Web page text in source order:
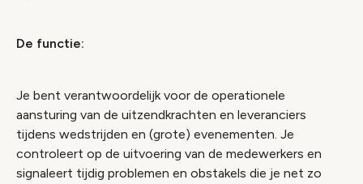
De functie:
Je bent verantwoordelijk voor de operationele
aansturing van de uitzendkrachten en leveranciers
tijdens wedstrijden en (grote) evenementen. Je
controleert op de uitvoering van de medewerkers en
signaleert tijdig problemen en obstakels die je net zo